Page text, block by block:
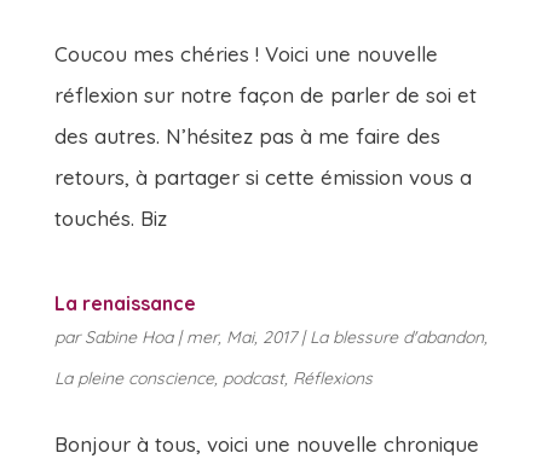
Coucou mes chéries ! Voici une nouvelle
réflexion sur notre façon de parler de soi et
des autres. N’hésitez pas à me faire des
retours, à partager si cette émission vous a
touchés. Biz
La renaissance
parSabine Hoa|mer, Mai, 2017|La blessure d'abandon,
La pleine conscience, podcast, Réflexions
Bonjour à tous, voici une nouvelle chronique